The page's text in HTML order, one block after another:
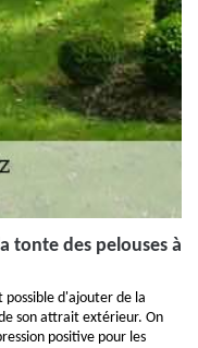
tonte des pelouses à
possible d'ajouter de la
son attrait extérieur. On
positive pour les